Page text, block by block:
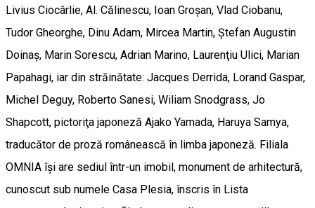
Livius Ciocârlie, Al. Călinescu, Ioan Groşan, Vlad Ciobanu,
Tudor Gheorghe, Dinu Adam, Mircea Martin, Ştefan Augustin
Doinaş, Marin Sorescu, Adrian Marino, Laurenţiu Ulici, Marian
Papahagi, iar din străinătate: Jacques Derrida, Lorand Gaspar,
Michel Deguy, Roberto Sanesi, Wiliam Snodgrass, Jo
Shapcott, pictoriţa japoneză Ajako Yamada, Haruya Samya,
traducător de proză românească în limba japoneză. Filiala
OMNIA îşi are sediul într-un imobil, monument de arhitectură,
cunoscut sub numele Casa Plesia, înscris în Lista